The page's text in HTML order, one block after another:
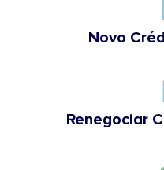
Novo
Renegociar